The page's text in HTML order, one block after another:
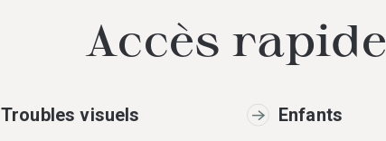
Accès rapide
Troubles visuels Enfants